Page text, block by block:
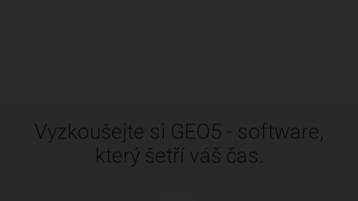
Vyzkoušejte si GEO5 - software,
který šetří váš čas.